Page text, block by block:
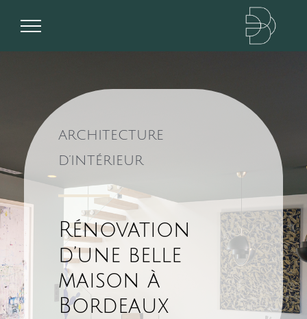
contenu
ARCHITECTURE
D’INTÉRIEUR
Rénovation
d’une belle
maison à
Bordeaux